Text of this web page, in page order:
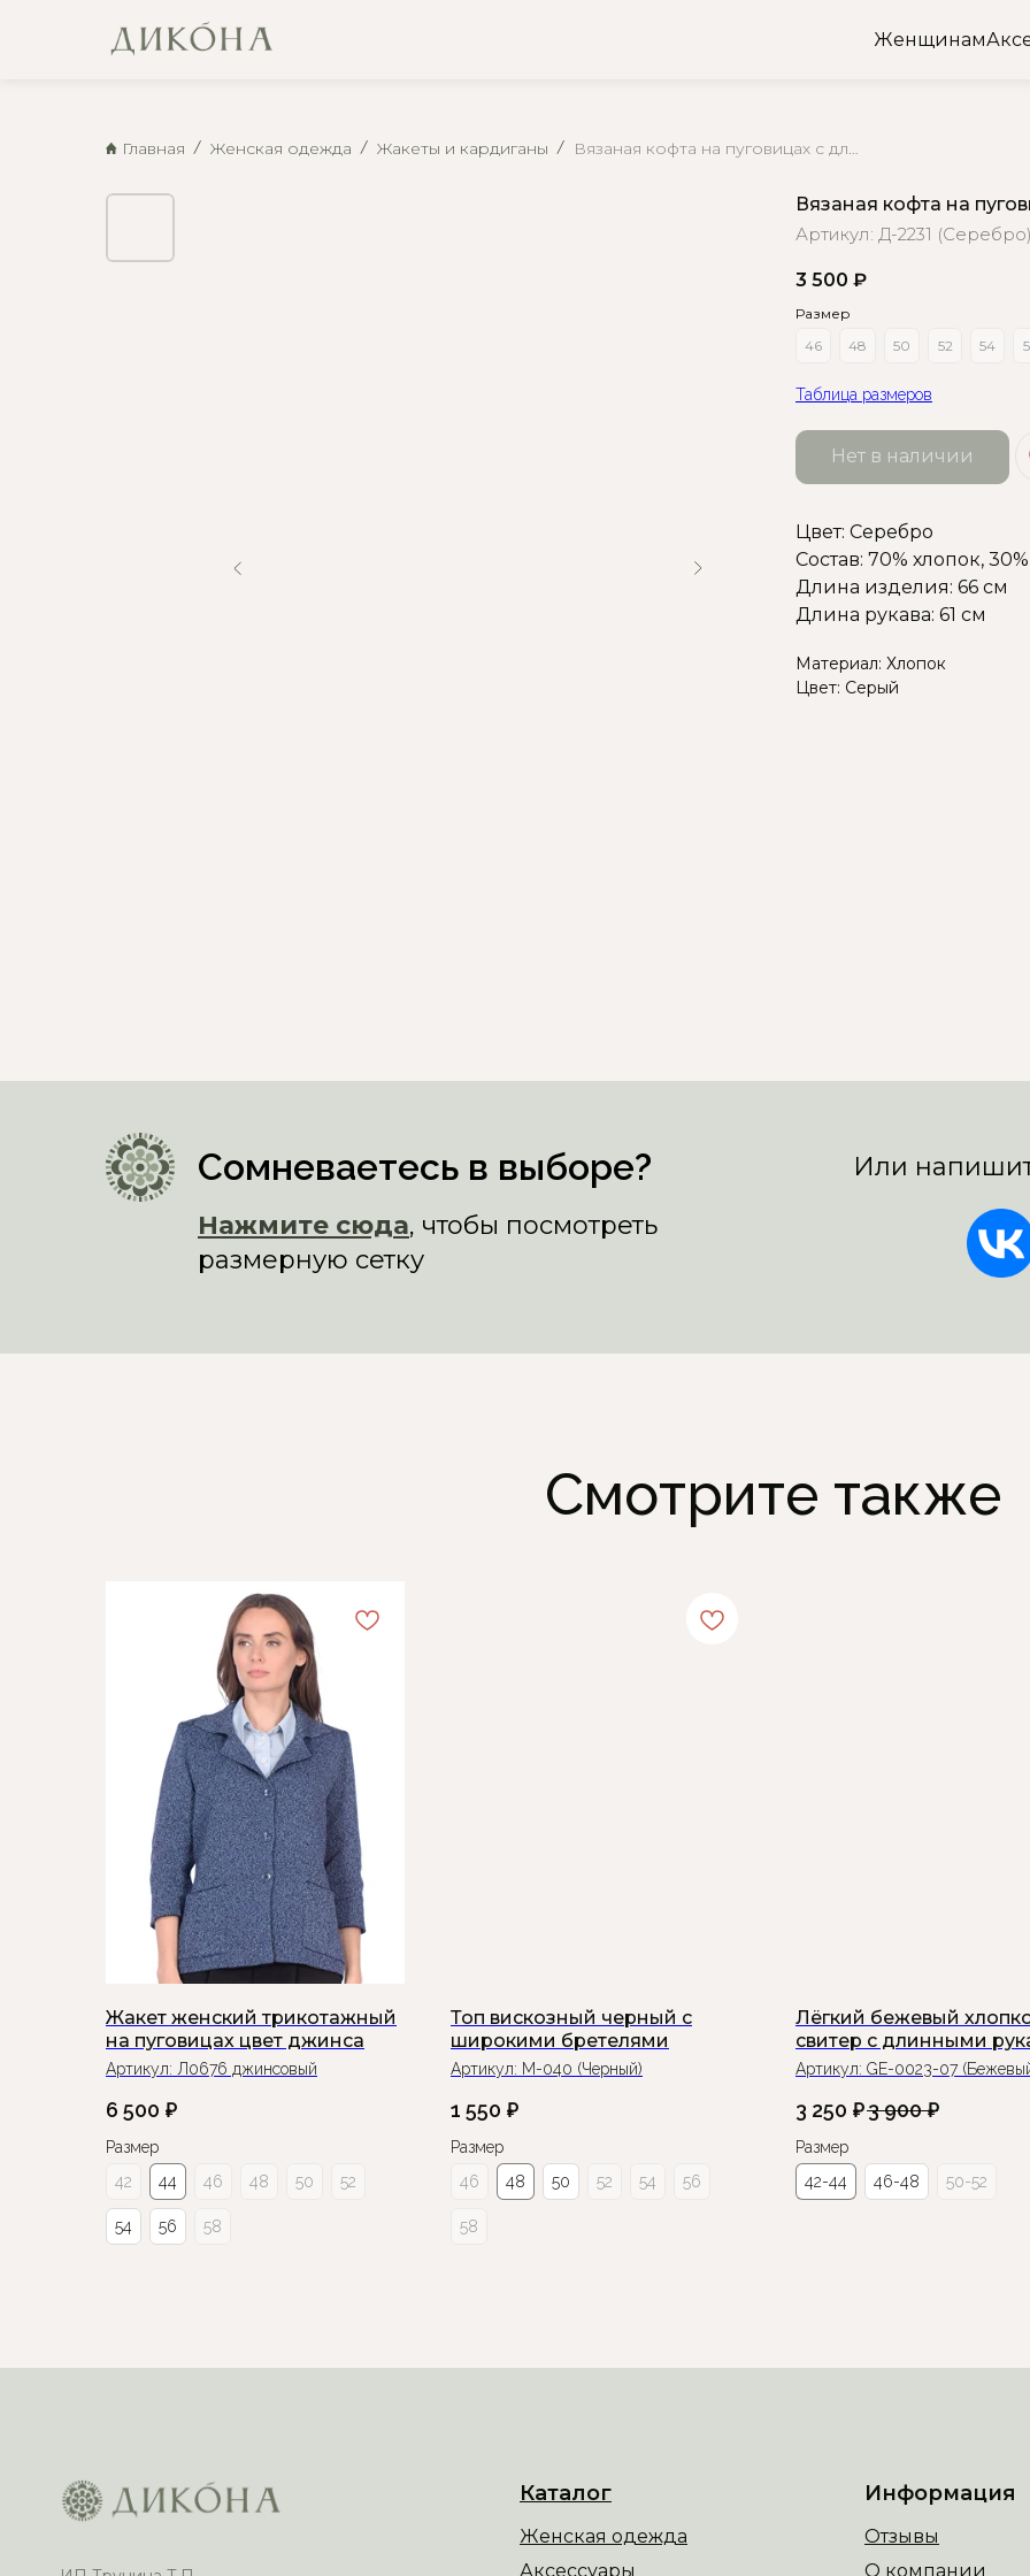
Женщинам
Главная Женская одежда Жакеты и кардиганы Вязаная кофта на пуговицах с длинными рукавами
Вязаная кофта на
Артикул: Д-2231 (Серебро)
3 500 ₽
Размер
46
48 50 52 54
Таблица размеров
Нет в наличии
Цвет: Серебро
Состав: 70% хлопок,
Длина изделия: 66 см
Длина рукава: 61 см
Материал: Хлопок
Цвет: Серый
Сомневаетесь в выборе?
Нажмите сюда, чтобы посмотреть
размерную сетку
Или
Смотрите также
Жакет женский трикотажный
на пуговицах цвет джинса
Артикул: Л0676 джинсовый
6 500 ₽
Размер
42
44 46 48 50 52
54 56 58
Топ вискозный черный с
широкими бретелями
Артикул: М-040 (Черный)
1 550 ₽
Размер
46
48 50 52 54 56
58
Лёгкий бежевый
свитер с длинными
Артикул: GE-0023-07
3 250 ₽3 900 ₽
Размер
42-44
46-48 50-52
Каталог Информация
Женская одежда Отзывы
О компании
Аксессуары